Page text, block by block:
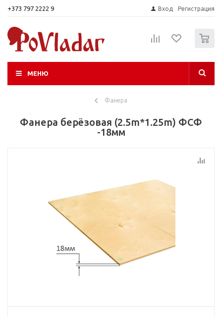
+373 797 2222 9 Вход Регистрация
МЕНЮ
Фанера
Фанера берёзовая (2.5m*1.25m) ФСФ
-18мм